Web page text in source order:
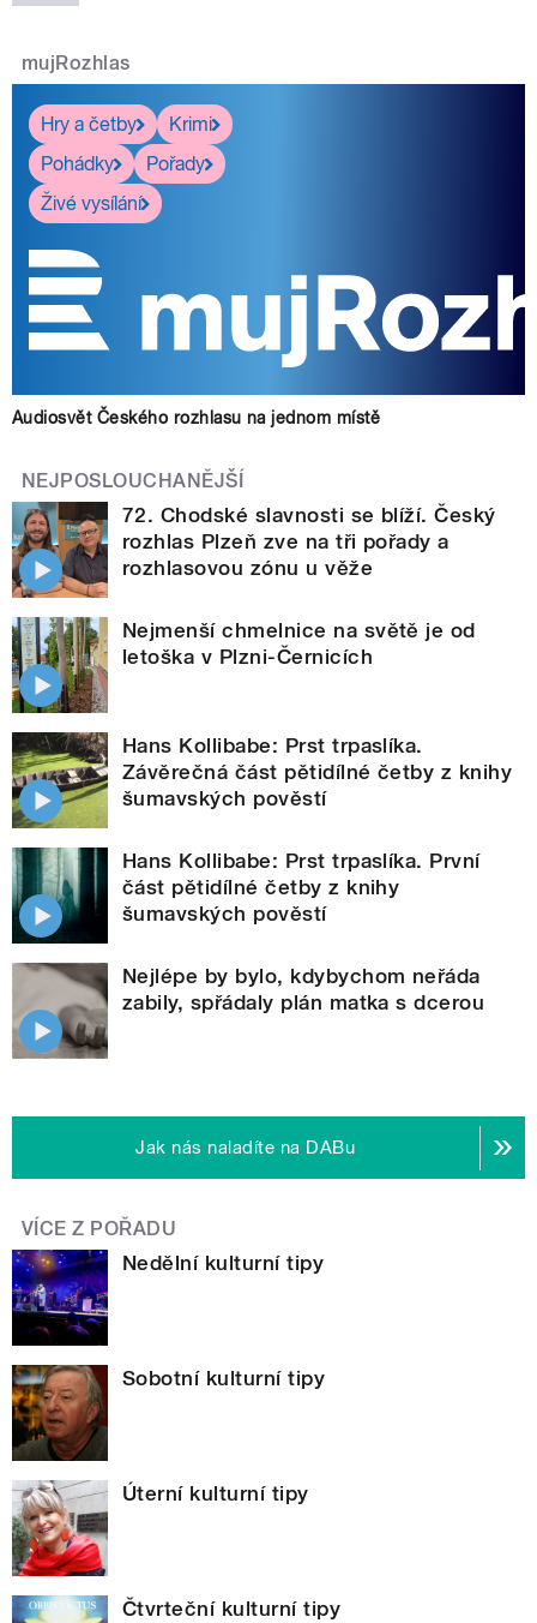
mujRozhlas
Hry a četby
Krimi
Pohádky
Pořady
Živé vysílání
Audiosvět Českého rozhlasu na jednom místě
NEJPOSLOUCHANĚJŠÍ
72. Chodské slavnosti se blíží. Český
rozhlas Plzeň zve na tři pořady a
rozhlasovou zónu u věže
Nejmenší chmelnice na světě je od
letoška v Plzni-Černicích
Hans Kollibabe: Prst trpaslíka.
Závěrečná část pětidílné četby z knihy
šumavských pověstí
Hans Kollibabe: Prst trpaslíka. První
část pětidílné četby z knihy
šumavských pověstí
Nejlépe by bylo, kdybychom neřáda
zabily, spřádaly plán matka s dcerou
Jak nás naladíte na DABu
VÍCE Z POŘADU
Nedělní kulturní tipy
Sobotní kulturní tipy
Úterní kulturní tipy
Čtvrteční kulturní tipy